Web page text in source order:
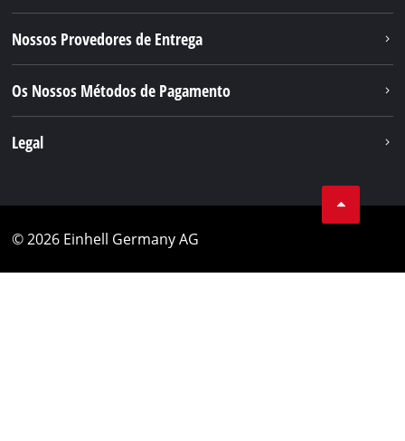
Nossos Provedores de Entrega
Os Nossos Métodos de Pagamento
Legal
© 2026 Einhell Germany AG